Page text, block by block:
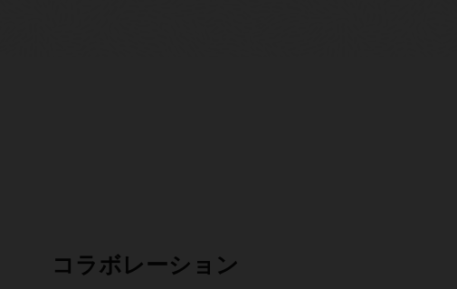
コラボレーション